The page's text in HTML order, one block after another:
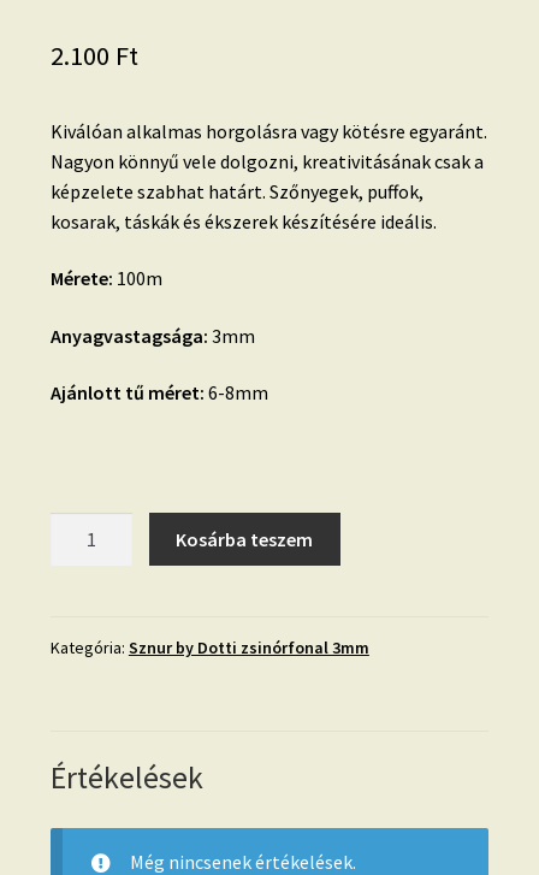
2.100 Ft
Kiválóan alkalmas horgolásra vagy kötésre egyaránt.
Nagyon könnyű vele dolgozni, kreativitásának csak a
képzelete szabhat határt. Szőnyegek, puffok,
kosarak, táskák és ékszerek készítésére ideális.
Mérete: 100m
Anyagvastagsága: 3mm
Ajánlott tű méret: 6-8mm
zsinórfonal
Kosárba teszem
Kategória: Sznur by Dotti zsinórfonal 3mm
Értékelések
Még nincsenek értékelések.